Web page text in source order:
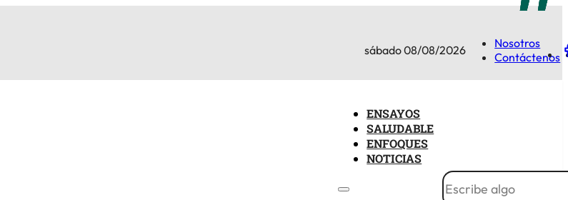
sábado 08/08/2026
Nosotros
Contáctenos
ENSAYOS
SALUDABLE
ENFOQUES
NOTICIAS